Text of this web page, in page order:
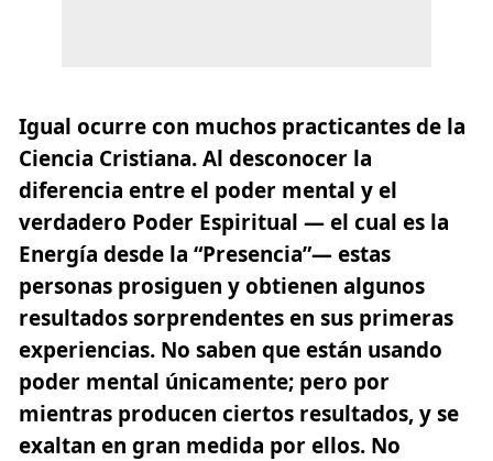
Igual ocurre con muchos practicantes de la
Ciencia Cristiana. Al desconocer la
diferencia entre el poder mental y el
verdadero Poder Espiritual — el cual es la
Energía desde la “Presencia”— estas
personas prosiguen y obtienen algunos
resultados sorprendentes en sus primeras
experiencias. No saben que están usando
poder mental únicamente; pero por
mientras producen ciertos resultados, y se
exaltan en gran medida por ellos. No